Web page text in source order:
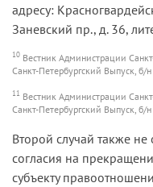
адресу:
Заневский пр., д. 36,
10 Вестник Администрации
Санкт-Петербургский Выпуск, б/
11 Вестник Администрации
Санкт-Петербургский Выпуск, б/
Второй случай также
согласия на
субъекту